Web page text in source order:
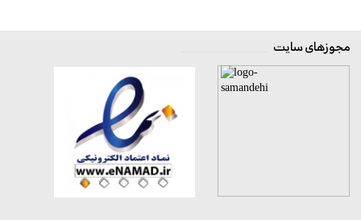
مجوزهای سایت